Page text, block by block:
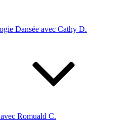
Dansée avec Cathy D.
Romuald C.